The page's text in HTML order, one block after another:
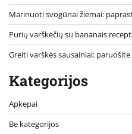
Marinuoti svogūnai žiemai:
Purių varškėčių su bananais
Greiti varškės sausainiai:
Kategorijos
Apkepai
Be kategorijos